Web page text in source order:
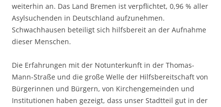
weiterhin an. Das Land Bremen ist verpflichtet, 0,96 % aller
Asylsuchenden in Deutschland aufzunehmen.
Schwachhausen beteiligt sich hilfsbereit an der Aufnahme
dieser Menschen.
Die Erfahrungen mit der Notunterkunft in der Thomas-
Mann-Straße und die große Welle der Hilfsbereitschaft von
Bürgerinnen und Bürgern, von Kirchengemeinden und
Institutionen haben gezeigt, dass unser Stadtteil gut in der